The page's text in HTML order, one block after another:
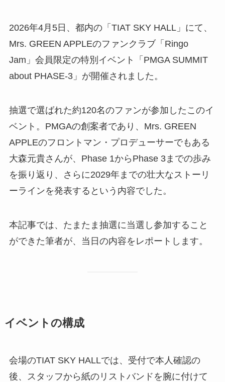
2026年4月5日、都内の「TIAT SKY HALL」にて、
Mrs. GREEN APPLEのファンクラブ「Ringo
Jam」会員限定の特別イベント「PMGA SUMMIT
about PHASE-3」が開催されました。
抽選で選ばれた約120名のファンが参加したこのイ
ベント。PMGAの創案者であり、Mrs. GREEN
APPLEのフロントマン・プロデューサーでもある
大森元貴さんが、Phase 1からPhase 3までの歩み
を振り返り、さらに2029年までの壮大なストーリ
ーラインを発表するという内容でした。
本記事では、たまたま抽選に当選し参加すること
ができた筆者が、当日の内容をレポートします。
イベントの構成
会場のTIAT SKY HALLでは、受付で本人確認の
後、スタッフから紙のリストバンドを腕に付けて